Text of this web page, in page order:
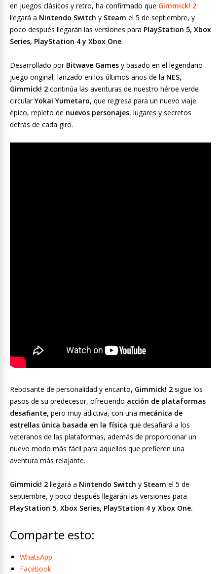
en juegos clásicos y retro, ha confirmado que Gimmick! 2
llegará a Nintendo Switch y Steam el 5 de septiembre, y
poco después llegarán las versiones para PlayStation 5, Xbox
Series, PlayStation 4 y Xbox One.
Desarrollado por Bitwave Games y basado en el legendario
juego original, lanzado en los últimos años de la NES,
Gimmick! 2 continúa las aventuras de nuestro héroe verde
circularYokai Yumetaro, que regresa para un nuevo viaje
épico, repleto de nuevos personajes, lugares y secretos
detrás de cada giro.
Rebosante de personalidad y encanto, Gimmick! 2 sigue los
pasos de su predecesor, ofreciendo acción de plataformas
desafiante, pero muy adictiva, con una mecánica de
estrellas única basada en la física que desafiará a los
veteranos de las plataformas, además de proporcionar un
nuevo modo más fácil para aquellos que prefieren una
aventura más relajante.
Gimmick! 2 llegará a Nintendo Switch y Steam el 5 de
septiembre, y poco después llegarán las versiones para
PlayStation 5, Xbox Series, PlayStation 4 y Xbox One.
Comparte esto:
WhatsApp
Facebook